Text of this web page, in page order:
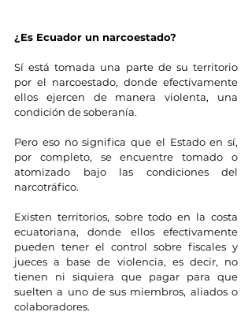
¿Es Ecuador un narcoestado?
Sí está tomada una parte de su territorio
por el narcoestado, donde efectivamente
ellos ejercen de manera violenta, una
condición de soberanía.
Pero eso no significa que el Estado en sí,
por completo, se encuentre tomado o
atomizado bajo las condiciones del
narcotráfico.
Existen territorios, sobre todo en la costa
ecuatoriana, donde ellos efectivamente
pueden tener el control sobre fiscales y
jueces a base de violencia, es decir, no
tienen ni siquiera que pagar para que
suelten a uno de sus miembros, aliados o
colaboradores.